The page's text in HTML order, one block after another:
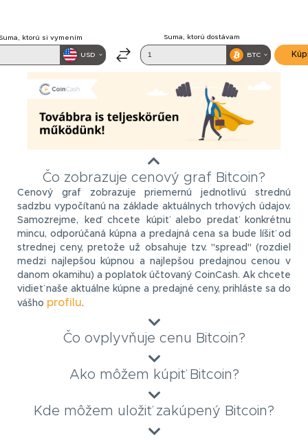
Čo zobrazuje cenový graf Bitcoin?
Cenový graf zobrazuje priemernú jednotlivú strednú
sadzbu vypočítanú na základe aktuálnych trhových údajov.
Samozrejme, keď chcete kúpiť alebo predať konkrétnu
mincu, odporúčaná kúpna a predajná cena sa bude líšiť od
strednej ceny, pretože už obsahuje tzv. "spread" (rozdiel
medzi najlepšou kúpnou a najlepšou predajnou cenou v
danom okamihu) a poplatok účtovaný CoinCash. Ak chcete
vidieť naše aktuálne kúpne a predajné ceny, prihláste sa do
vášho profilu.
Čo ovplyvňuje cenu Bitcoin?
Ako môžem kúpiť Bitcoin?
Kde môžem uložiť zakúpený Bitcoin?